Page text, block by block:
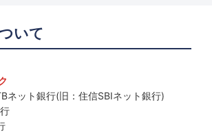
いて
ネット銀行(旧：住信SBIネット銀行)